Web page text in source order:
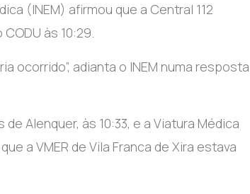
(INEM) afirmou que a Central 112
às 10:29.
ocorrido”, adianta o INEM numa resposta
Alenquer, às 10:33, e a Viatura Médica
a VMER de Vila Franca de Xira estava